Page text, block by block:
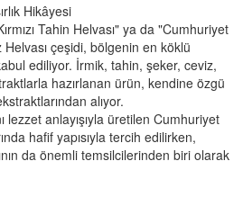
Hikâyesi
Tahin Helvası" ya da "Cumhuriyet
çeşidi, bölgenin en köklü
ediliyor. İrmik, tahin, şeker, ceviz,
hazırlanan ürün, kendine özgü
alıyor.
lezzet anlayışıyla üretilen Cumhuriyet
hafif yapısıyla tercih edilirken,
da önemli temsilcilerinden biri olarak